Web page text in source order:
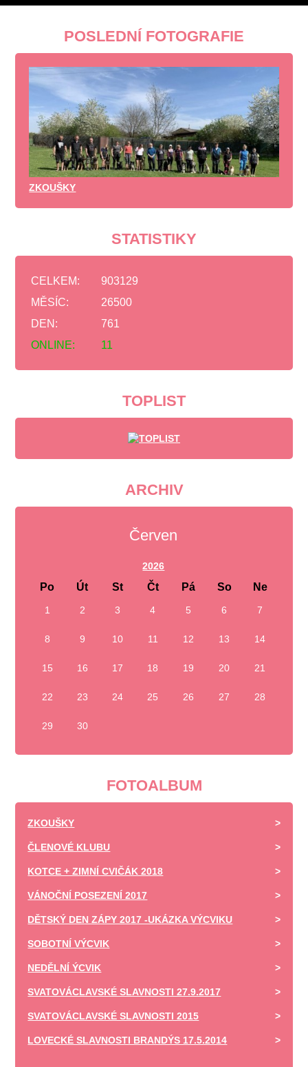
POSLEDNÍ FOTOGRAFIE
ZKOUŠKY
STATISTIKY
ONLINE: 11
CELKEM:
903129
MĚSÍC:
26500
DEN:
761
TOPLIST
ARCHIV
Červen
2026
Po Út St Čt Pá So Ne
1 2 3 4 5 6 7
8 9 10 11 12 13 14
15 16 17 18 19 20 21
22 23 24 25 26 27 28
29 30
FOTOALBUM
ZKOUŠKY
ČLENOVÉ KLUBU
KOTCE + ZIMNÍ CVIČÁK 2018
VÁNOČNÍ POSEZENÍ 2017
DĚTSKÝ DEN ZÁPY 2017 -UKÁZKA VÝCVIKU
SOBOTNÍ VÝCVIK
NEDĚLNÍ ÝCVIK
SVATOVÁCLAVSKÉ SLAVNOSTI 27.9.2017
SVATOVÁCLAVSKÉ SLAVNOSTI 2015
LOVECKÉ SLAVNOSTI BRANDÝS 17.5.2014